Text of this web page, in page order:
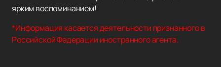
ярким воспоминанием!
*Информация касается деятельности признанного в
Российской Федерации иностранного агента.